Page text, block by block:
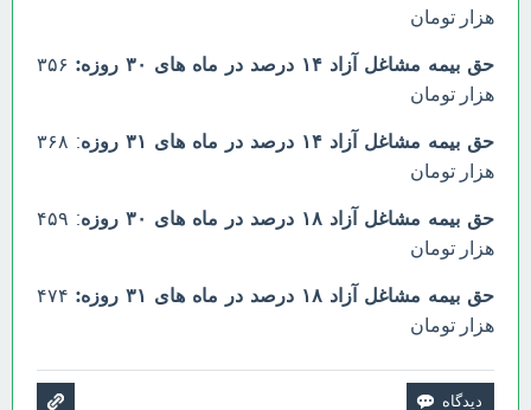
هزار تومان
حق بیمه مشاغل آزاد ۱۴ درصد در ماه های ۳۰ روزه:
۳۵۶
هزار تومان
حق بیمه مشاغل آزاد ۱۴ درصد در ماه های ۳۱ روزه
: ۳۶۸
هزار تومان
حق بیمه مشاغل آزاد ۱۸ درصد در ماه های ۳۰ روزه
: ۴۵۹
هزار تومان
حق بیمه مشاغل آزاد ۱۸ درصد در ماه های ۳۱ روزه:
۴۷۴
هزار تومان